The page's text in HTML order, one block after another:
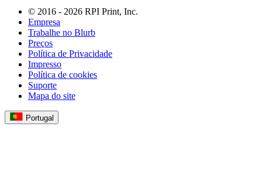
© 2016 - 2026 RPI Print, Inc.
Empresa
Trabalhe no Blurb
Preços
Política de Privacidade
Impresso
Política de cookies
Suporte
Mapa do site
Portugal